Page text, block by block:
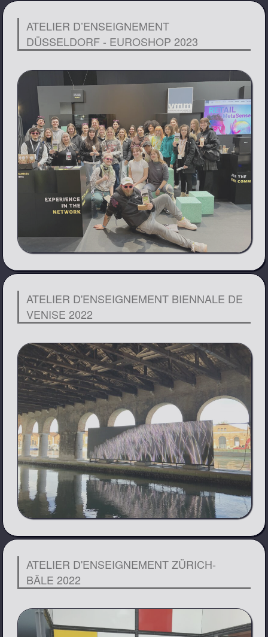
ATELIER D’ENSEIGNEMENT
DÜSSELDORF - EUROSHOP 2023
ATELIER D'ENSEIGNEMENT BIENNALE DE
VENISE 2022
ATELIER D'ENSEIGNEMENT ZÜRICH-
BÂLE 2022